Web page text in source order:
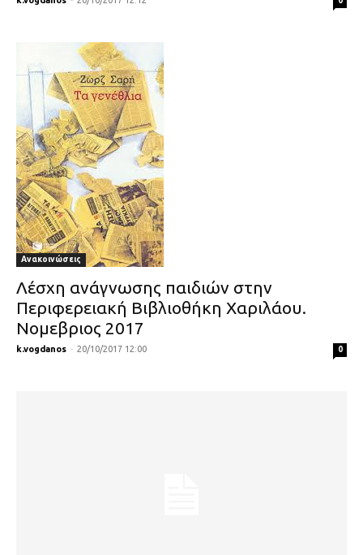
Ανακοινώσεις
Λέσχη ανάγνωσης παιδιών στην
Περιφερειακή Βιβλιοθήκη Χαριλάου.
Νομεβριος 2017
k.vogdanos - 20/10/2017 12:00 0